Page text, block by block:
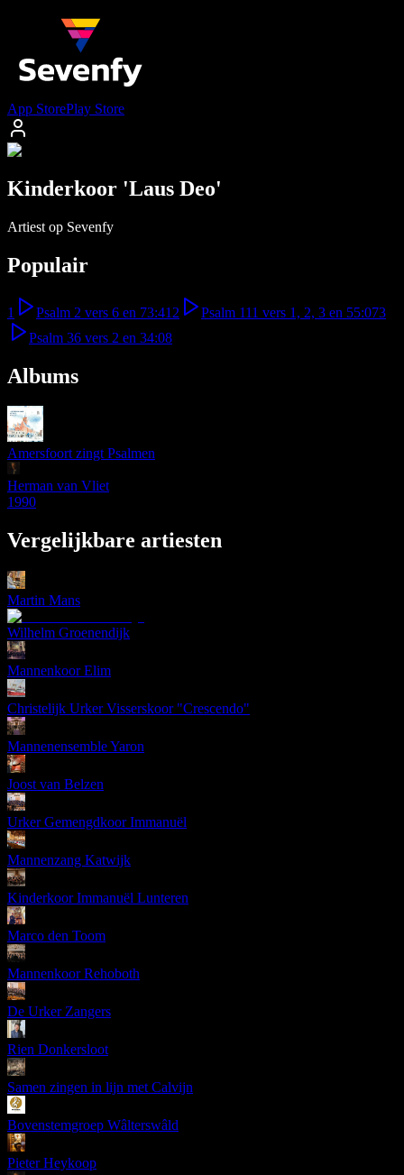
App StorePlay Store
Kinderkoor 'Laus Deo'
Artiest op Sevenfy
Populair
1 Psalm 2 vers 6 en 73:41 2 Psalm 111 vers 1, 2, 3 en 55:073
Psalm 36 vers 2 en 34:08
Albums
Amersfoort zingt Psalmen
Herman van Vliet
1990
Vergelijkbare artiesten
Martin Mans
Wilhelm Groenendijk
Mannenkoor Elim
Christelijk Urker Visserskoor "Crescendo"
Mannenensemble Yaron
Joost van Belzen
Urker Gemengdkoor Immanuël
Mannenzang Katwijk
Kinderkoor Immanuël Lunteren
Marco den Toom
Mannenkoor Rehoboth
De Urker Zangers
Rien Donkersloot
Samen zingen in lijn met Calvijn
Bovenstemgroep Wâlterswâld
Pieter Heykoop